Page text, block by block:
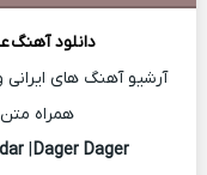
دانلود آهنگ
آرشیو آهنگ های
همراه
|Dager Dager